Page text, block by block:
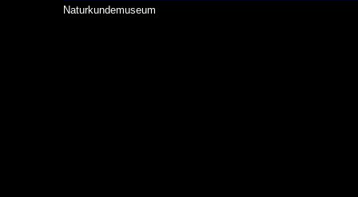
Naturkundemuseum